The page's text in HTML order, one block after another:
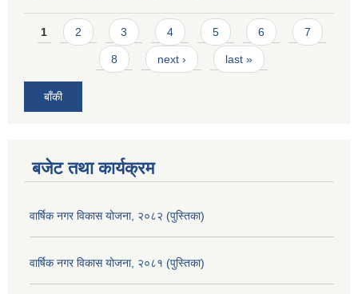
Pages
1 2 3 4 5 6 7
8 next › last »
बाँकी
बजेट तथा कार्यक्रम
वार्षिक नगर विकास योजना, २०८२ (पुस्तिका)
वार्षिक नगर विकास योजना, २०८१ (पुस्तिका)